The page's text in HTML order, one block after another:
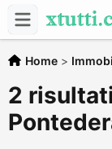
Home >
2